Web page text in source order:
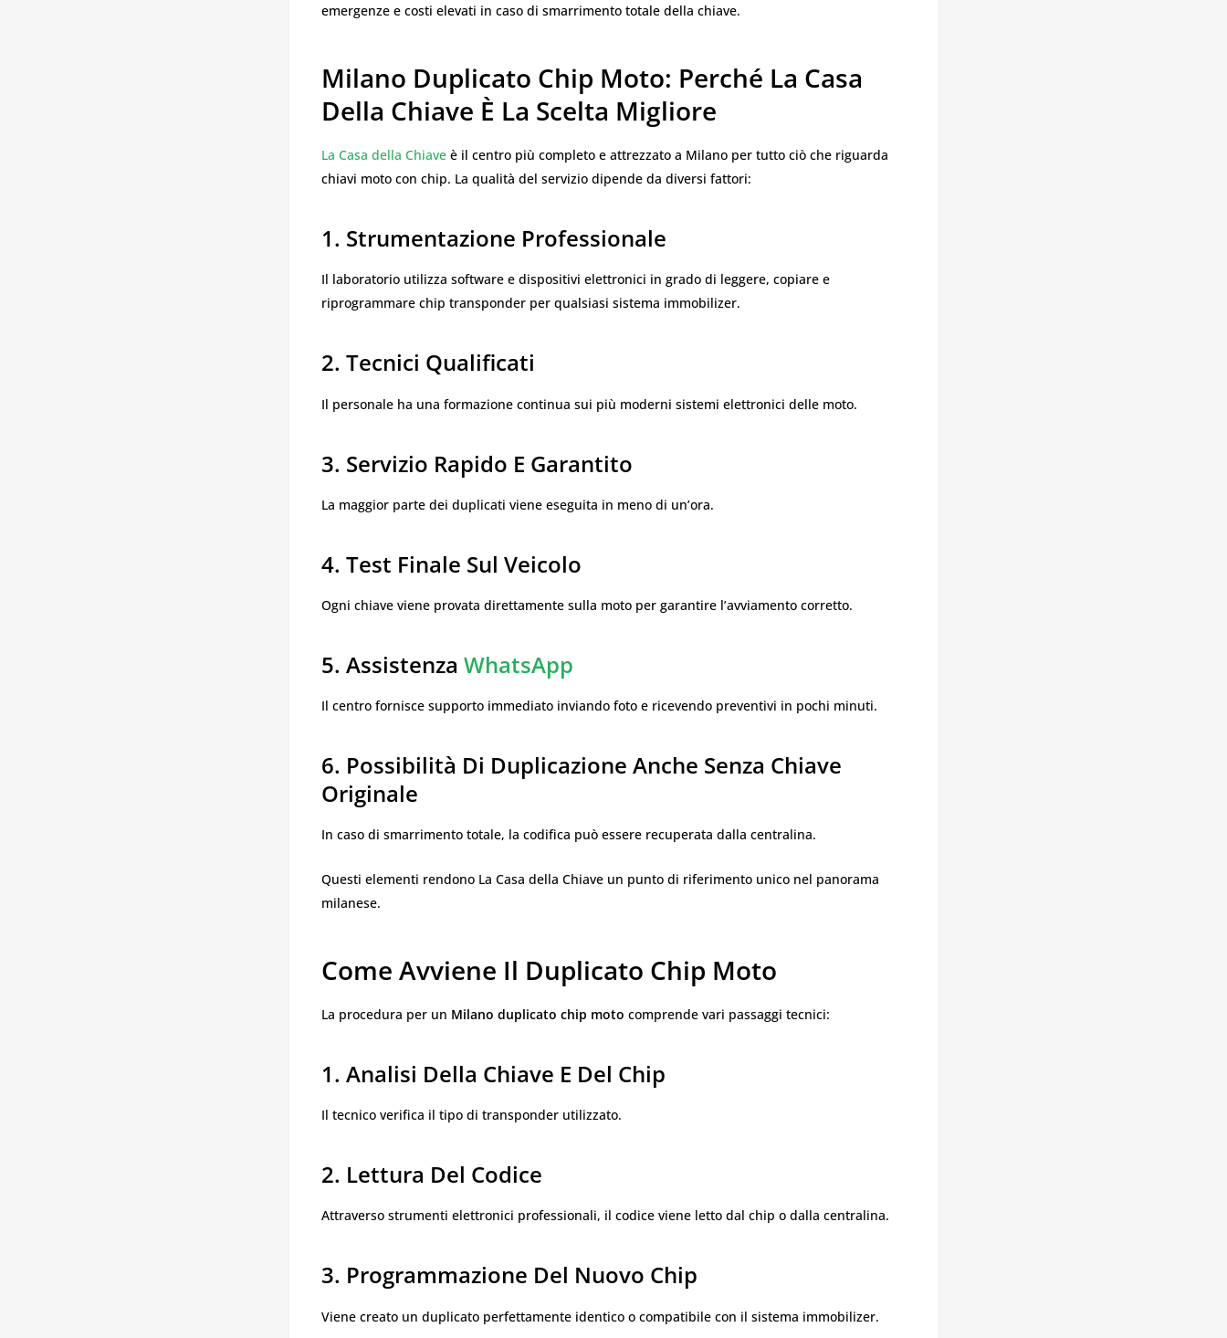
emergenze e costi elevati in caso di smarrimento totale della chiave.
Milano Duplicato Chip Moto: Perché La Casa
Della Chiave È La Scelta Migliore
La Casa della Chiave è il centro più completo e attrezzato a Milano per tutto ciò che riguarda
chiavi moto con chip. La qualità del servizio dipende da diversi fattori:
1. Strumentazione Professionale
Il laboratorio utilizza software e dispositivi elettronici in grado di leggere, copiare e
riprogrammare chip transponder per qualsiasi sistema immobilizer.
2. Tecnici Qualificati
Il personale ha una formazione continua sui più moderni sistemi elettronici delle moto.
3. Servizio Rapido E Garantito
La maggior parte dei duplicati viene eseguita in meno di un’ora.
4. Test Finale Sul Veicolo
Ogni chiave viene provata direttamente sulla moto per garantire l’avviamento corretto.
5. Assistenza WhatsApp
Il centro fornisce supporto immediato inviando foto e ricevendo preventivi in pochi minuti.
6. Possibilità Di Duplicazione Anche Senza Chiave
Originale
In caso di smarrimento totale, la codifica può essere recuperata dalla centralina.
Questi elementi rendono La Casa della Chiave un punto di riferimento unico nel panorama
milanese.
Come Avviene Il Duplicato Chip Moto
La procedura per un Milano duplicato chip moto comprende vari passaggi tecnici:
1. Analisi Della Chiave E Del Chip
Il tecnico verifica il tipo di transponder utilizzato.
2. Lettura Del Codice
Attraverso strumenti elettronici professionali, il codice viene letto dal chip o dalla centralina.
3. Programmazione Del Nuovo Chip
Viene creato un duplicato perfettamente identico o compatibile con il sistema immobilizer.